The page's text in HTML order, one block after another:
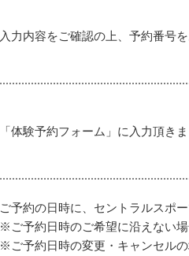
入力内容をご確認の上、予約番号を
「体験予約フォーム」に入力頂き
ご予約の日時に、セントラルスポ
※ご予約日時のご希望に沿えない
※ご予約日時の変更・キャンセル